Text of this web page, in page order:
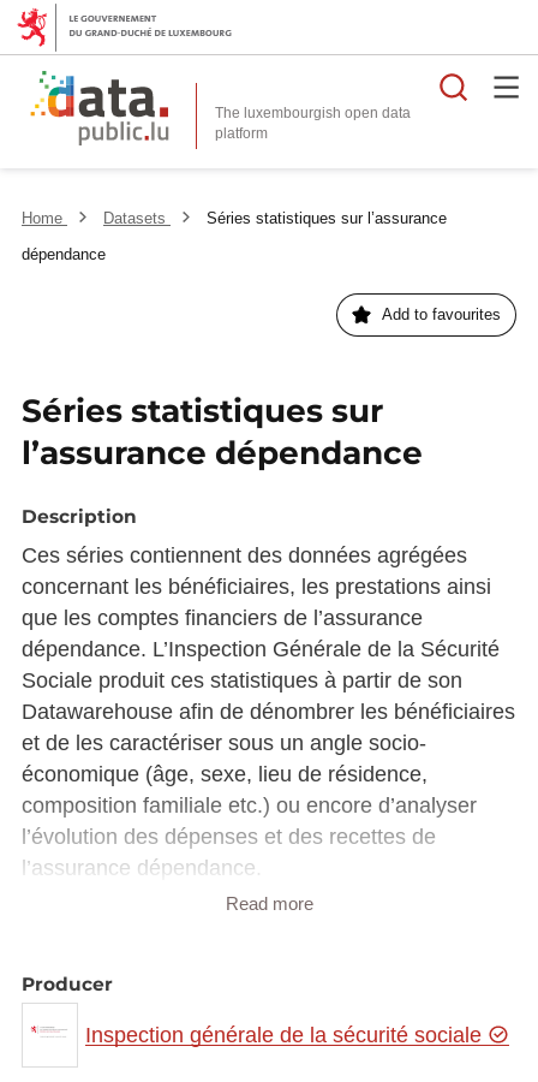
The luxembourgish open data
platform
Home Datasets
Séries statistiques sur l’assurance
dépendance
Add to favourites
Séries statistiques sur
l’assurance dépendance
Description
Ces séries contiennent des données agrégées
concernant les bénéficiaires, les prestations ainsi
que les comptes financiers de l’assurance
dépendance. L’Inspection Générale de la Sécurité
Sociale produit ces statistiques à partir de son
Datawarehouse afin de dénombrer les bénéficiaires
et de les caractériser sous un angle socio-
économique (âge, sexe, lieu de résidence,
composition familiale etc.) ou encore d’analyser
l’évolution des dépenses et des recettes de
l’assurance dépendance.
L'assurance dépendance a pour objectif de
les actes essentiels de la vie.
Les prestations couvertes par l’assurance
Read more
Producer
Inspection générale de la sécurité sociale